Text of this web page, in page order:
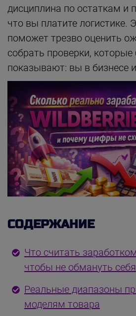
дисциплина по остаткам и
что вы платите логистике.
поможет трезво оценить
собрать проверки,
показывают: вы в бизнесе
СОДЕРЖАНИЕ
Что считать
чтобы не обмануть себя
Реальные диапазоны
моделям товара